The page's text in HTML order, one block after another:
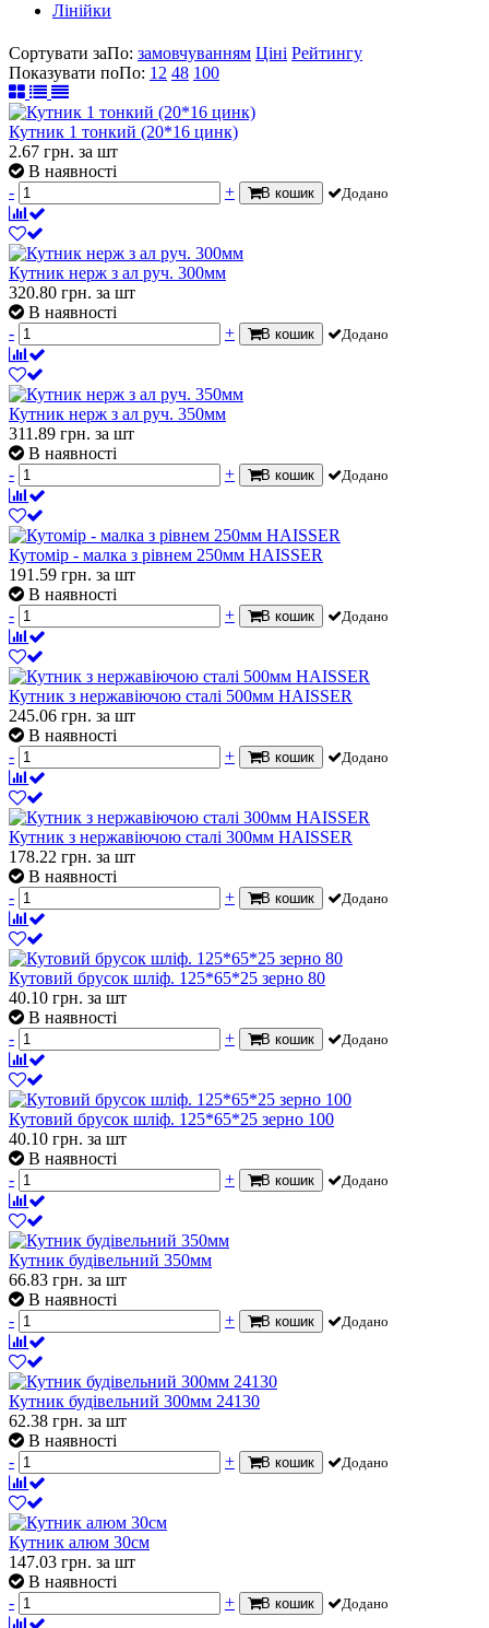
Лінійки
Сортувати заПо: замовчуванням Ціні Рейтингу
Показувати поПо: 12 48 100
Кутник 1 тонкий (20*16 цинк)
2.67 грн. за шт
В наявності
-
+ В кошик Додано
Кутник нерж з ал руч. 300мм
320.80 грн. за шт
В наявності
-
+ В кошик Додано
Кутник нерж з ал руч. 350мм
311.89 грн. за шт
В наявності
-
+ В кошик Додано
Кутомір - малка з рівнем 250мм HAISSER
191.59 грн. за шт
В наявності
-
+ В кошик Додано
Кутник з нержавіючою сталі 500мм HAISSER
245.06 грн. за шт
В наявності
-
+ В кошик Додано
Кутник з нержавіючою сталі 300мм HAISSER
178.22 грн. за шт
В наявності
-
+ В кошик Додано
Кутовий брусок шліф. 125*65*25 зерно 80
40.10 грн. за шт
В наявності
-
+ В кошик Додано
Кутовий брусок шліф. 125*65*25 зерно 100
40.10 грн. за шт
В наявності
-
+ В кошик Додано
Кутник будівельний 350мм
66.83 грн. за шт
В наявності
-
+ В кошик Додано
Кутник будівельний 300мм 24130
62.38 грн. за шт
В наявності
-
+ В кошик Додано
Кутник алюм 30см
147.03 грн. за шт
В наявності
-
+ В кошик Додано